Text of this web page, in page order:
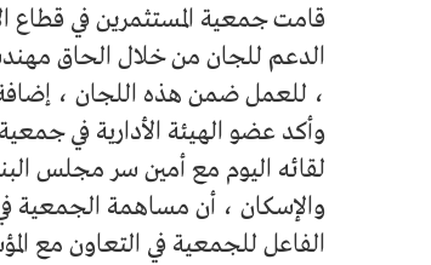
قامت جمعية المستثمرين في قطاع
، للعمل ضمن هذه اللجان ، إضافة
وأكد عضو الهيئة الأدارية في
لقائه اليوم مع أمين سر مجلس
والإسكان ، أن مساهمة الجمعية
الفاعل للجمعية في التعاون مع